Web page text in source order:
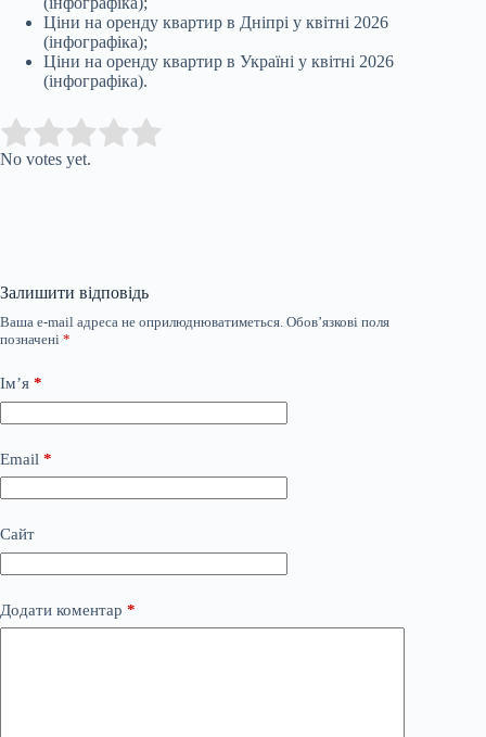
Ціни на оренду квартир в Дніпрі у квітні 2026
(інфографіка);
Ціни на оренду квартир в Україні у квітні 2026
(інфографіка).
Rate this item:
No votes yet.
Залишити відповідь
Ваша e-mail адреса не оприлюднюватиметься. Обов’язкові поля
позначені *
Ім’я *
Email *
Сайт
Додати коментар *